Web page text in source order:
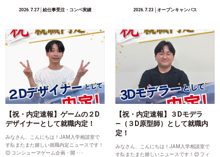
2026.7.27│絵仕事受注・コンペ実績 2026.7.23 │オープンキャンパス
【祝・内定速報】ゲームの２D
デザイナーとして就職内定！
みなさん、こんにちは！JAM入学相談室で
す🙋またまた嬉しい就職内定ニュースです！
😊 コンシューマゲーム企画・開 ･･･
【祝・内定速報】３Dモデラ
―（３D原型師）として就職内
定！
みなさん、こんにちは！JAM入学相談室で
す🙋またまた嬉しいニュースです！😊 フィ